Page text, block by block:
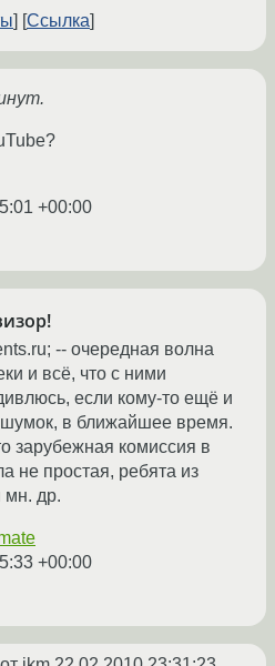
Ссылка
+00:00
-- очередная волна
и всё, что с ними
если кому-то ещё и
шумок, в ближайшее время.
зарубежная комиссия в
не простая, ребята из
мн. др.
+00:00